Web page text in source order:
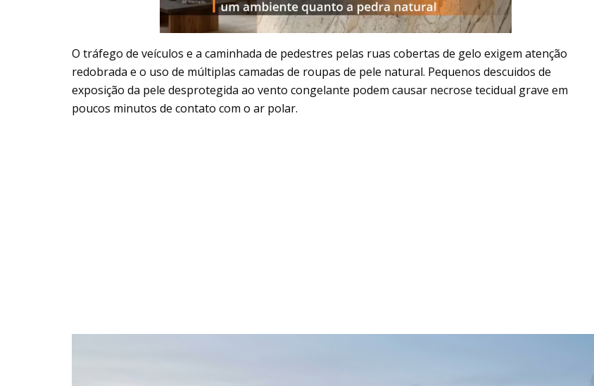
O tráfego de veículos e a caminhada de pedestres pelas ruas cobertas de gelo exigem atenção
redobrada e o uso de múltiplas camadas de roupas de pele natural. Pequenos descuidos de
exposição da pele desprotegida ao vento congelante podem causar necrose tecidual grave em
poucos minutos de contato com o ar polar.